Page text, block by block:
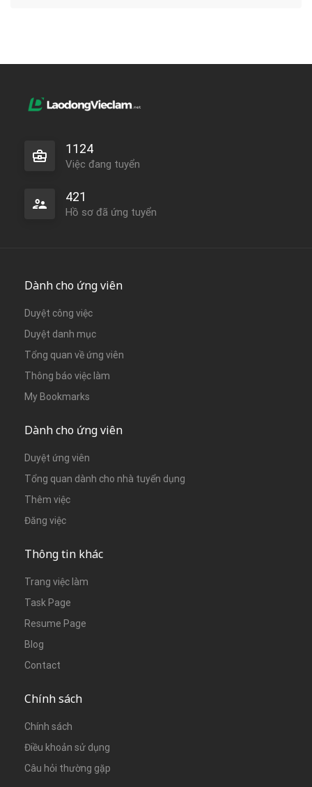
1124
Việc đang tuyển
421
Hồ sơ đã ứng tuyển
Dành cho ứng viên
Duyệt công việc
Duyệt danh mục
Tổng quan về ứng viên
Thông báo việc làm
My Bookmarks
Dành cho ứng viên
Duyệt ứng viên
Tổng quan dành cho nhà tuyển dụng
Thêm việc
Đăng việc
Thông tin khác
Trang việc làm
Task Page
Resume Page
Blog
Contact
Chính sách
Chính sách
Điều khoản sử dụng
Câu hỏi thường gặp